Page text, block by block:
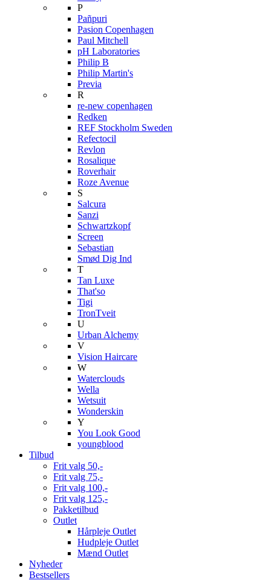
P
Pañpuri
Pasion Copenhagen
Paul Mitchell
pH Laboratories
Philip B
Philip Martin's
Previa
R
re-new copenhagen
Redken
REF Stockholm Sweden
Refectocil
Revlon
Rosalique
Roverhair
Roze Avenue
S
Salcura
Sanzi
Schwartzkopf
Screen
Sebastian
Smød Dig Ind
T
Tan Luxe
That'so
Tigi
TronTveit
U
Urban Alchemy
V
Vision Haircare
W
Waterclouds
Wella
Wetsuit
Wonderskin
Y
You Look Good
youngblood
Tilbud
Frit valg 50,-
Frit valg 75,-
Frit valg 100,-
Frit valg 125,-
Pakketilbud
Outlet
Hårpleje Outlet
Hudpleje Outlet
Mænd Outlet
Nyheder
Bestsellers